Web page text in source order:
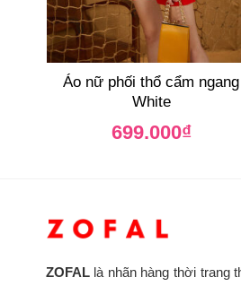
Áo nữ phối thổ cẩm ngang
White
699.000₫
ZOFALlà nhãn hàng thời trang